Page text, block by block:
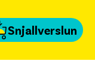
Snjallverslun